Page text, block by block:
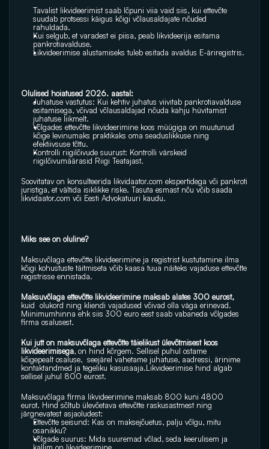
Tavalist likvideerimist saab lõpuni viia vaid siis, kui ettevõte
suudab protsessi käigus kõigi võlausaldajate nõuded
rahuldada.
Kui selgub, et varadest ei piisa, peab likvideerija esitama
pankrotiavalduse.
Likvideerimise alustamiseks tuleb esitada avaldus E-äriregistris.
Olulised hoiatused 2026. aastal:
Juhatuse vastutus: Kui kehtiv juhatus viivitab pankrotiavalduse
esitamisega, võivad võlausaldajad nõuda kahju hüvitamist
juhatuse liikmelt.
Võlgades ettevõtte likvideerimine koos müügiga on muutunud
kõige levinumaks praktikaks oma seaduslikkuse ning
efektiivsuse tõttu.
Kontrolli riigilõivude suurust: Kontrolli värskeid
riigilõivumäärasid Riigi Teatajast.
Soovitatav on konsulteerida likvidaator.com ekspertidega või pankroti
likvidaator.com või Eesti Advokatuuri kaudu.
Miks see on oluline?
Maksuvõlaga ettevõtte likvideerimine ja registrist kustutamine ilma
kõigi kohustuste täitmiseta võib kaasa tuua näiteks vajaduse ettevõtte
registrisse ennistada.
Maksuvõlaga ettevõtte likvideerimine maksab alates 300 eurost,
kuid  olukord ning kliendi vajadused võivad olla väga erinevad.
Miinimumhinna ehk siis 300 euro eest saab vabaneda võlgades
firma osalusest.
Kui jutt on maksuvõlaga ettevõtte täielikust ülevõtmisest koos
likvideerimisega, on hind kõrgem. Sellisel puhul ostame
kõigepealt osaluse,  seejärel vahetame juhatuse, aadressi, ärinime
kontaktandmed ja tegeliku kasusaaja.Likvideerimise hind algab
sellisel juhul 800 eurost.
Maksuvõlaga firma likvideerimine maksab 800 kuni 4800
eurot. Hind sõltub ülevõetava ettevõtte raskusastmest ning
järgnevatest asjaoludest:
Ettevõtte seisund: Kas on maksejõuetus, palju võlgu, mitu
osanikku?
Võlgade suurus: Mida suuremad võlad, seda keerulisem ja